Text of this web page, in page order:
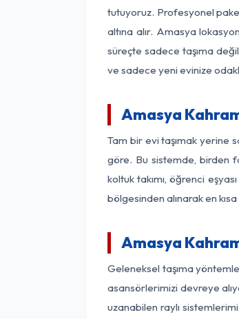
tutuyoruz. Profesyonel
altına alır. Amasya
süreçte sadece taşıma
ve sadece yeni evinize
Amasya
Tam bir evi taşımak yerine
göre. Bu sistemde, birden
koltuk takımı, öğrenci
bölgesinden alınarak en
Amasya
Geleneksel taşıma
asansörlerimizi devreye
uzanabilen raylı